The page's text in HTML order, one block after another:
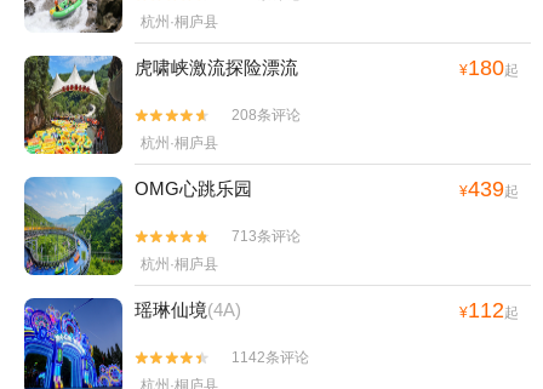
杭州·桐庐县
虎啸峡激流探险漂流 ¥180起


208条评论
杭州·桐庐县
OMG心跳乐园 ¥439起


713条评论
杭州·桐庐县
瑶琳仙境(4A) ¥112起


1142条评论